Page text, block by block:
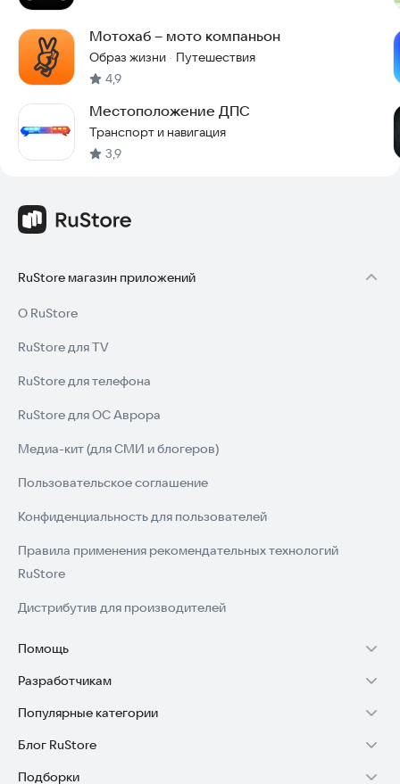
Мотохаб – мото компаньон
Образ жизни · Путешествия
4,9
Местоположение ДПС
Транспорт и навигация
3,9
RuStore магазин приложений
О RuStore
RuStore для TV
RuStore для телефона
RuStore для ОС Аврора
Медиа-кит (для СМИ и блогеров)
Пользовательское соглашение
Конфиденциальность для пользователей
Правила применения рекомендательных технологий
RuStore
Дистрибутив для производителей
Помощь
Установка RuStore на TV
Установка RuStore на телефон
Установка RuStore в машину
Разработчикам
Зарабатывать с RuStore
Стать разработчиком
Популярные категории
Игры для Android
Блог RuStore
Обзоры игр для Android 2025
Подборки